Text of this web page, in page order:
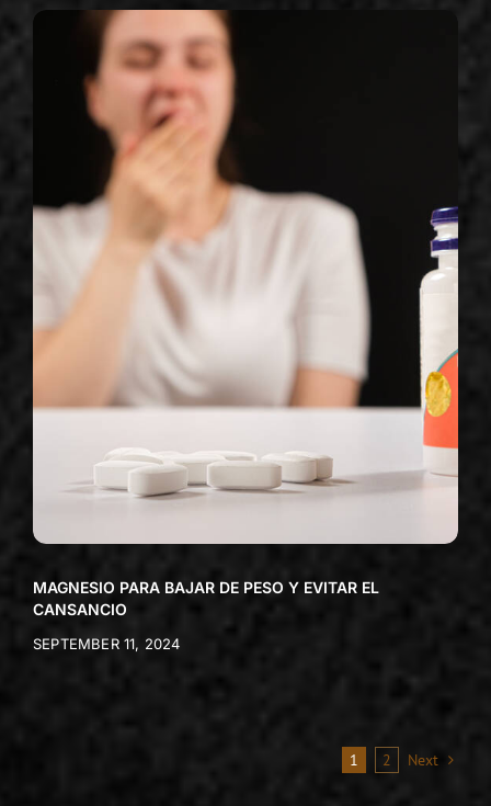
MAGNESIO PARA BAJAR DE PESO Y EVITAR EL
CANSANCIO
SEPTEMBER 11, 2024
1 2 Next